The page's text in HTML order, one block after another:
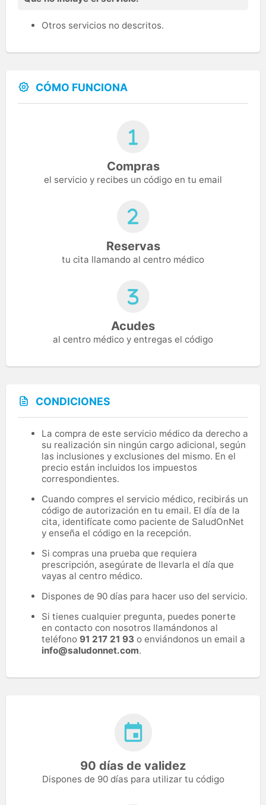
Otros servicios no descritos.
CÓMO FUNCIONA
Compras
el servicio y recibes un código en tu email
Reservas
tu cita llamando al centro médico
Acudes
al centro médico y entregas el código
CONDICIONES
La compra de este servicio médico da derecho a
su realización sin ningún cargo adicional, según
las inclusiones y exclusiones del mismo. En el
precio están incluidos los impuestos
correspondientes.
Cuando compres el servicio médico, recibirás un
código de autorización en tu email. El día de la
cita, identifícate como paciente de SaludOnNet
y enseña el código en la recepción.
Si compras una prueba que requiera
prescripción, asegúrate de llevarla el día que
vayas al centro médico.
Dispones de 90 días para hacer uso del servicio.
Si tienes cualquier pregunta, puedes ponerte
en contacto con nosotros llamándonos al
teléfono 91 217 21 93 o enviándonos un email a
info@saludonnet.com.
90 días de validez
Dispones de 90 días para utilizar tu código